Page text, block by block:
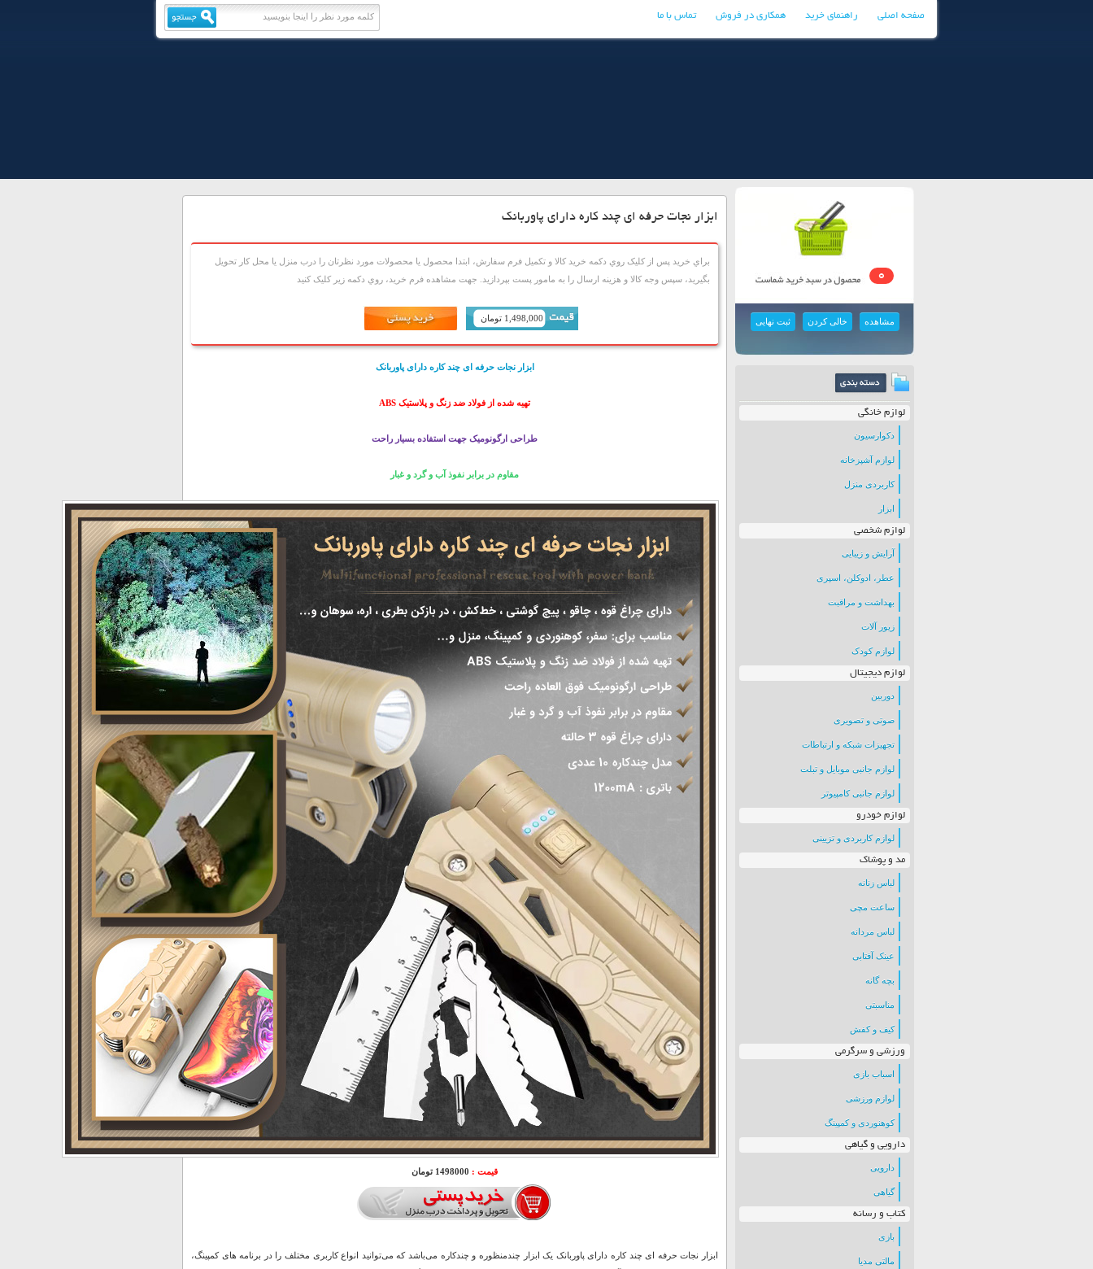
صفحه اصلی راهنمای خرید همکاری در فروش تماس با ما
0
مشاهده خالی کردن ثبت نهایی
لوازم خانگی
دکوارسیون
لوازم آشپزخانه
کاربردی منزل
ابزار
لوازم شخصی
آرایش و زیبایی
عطر، ادوکلن، اسپری
بهداشت و مراقبت
زیور آلات
لوازم کودک
لوازم دیجیتال
دوربین
صوتی و تصویری
تجهیزات شبکه و ارتباطات
لوازم جانبی موبایل و تبلت
لوازم جانبی کامپیوتر
لوازم خودرو
لوازم کاربردی و تزیینی
مد و پوشاک
لباس زنانه
ساعت مچی
لباس مردانه
عینک آفتابی
بچه گانه
مناسبتی
کیف و کفش
ورزشی و سرگرمی
اسباب بازی
لوازم ورزشی
کوهنوردی و کمپینگ
دارویی و گیاهی
دارویی
گیاهی
کتاب و رسانه
بازی
مالتی مدیا
ابزار نجات حرفه ای چند کاره دارای پاوربانک
براي خريد پس از کليک روي دکمه خريد کالا و تکميل فرم سفارش، ابتدا محصول يا محصولات مورد نظرتان را درب منزل يا محل کار تحويل
بگيريد، سپس وجه کالا و هزينه ارسال را به مامور پست بپردازيد. جهت مشاهده فرم خريد، روي دکمه زير کليک کنيد
1,498,000 تومان
ابزار نجات حرفه ای چند کاره دارای پاوربانک
تهیه شده از فولاد ضد زنگ و پلاستیک ABS
طراحی ارگونومیک جهت استفاده بسیار راحت
مقاوم در برابر نفوذ آب و گرد و غبار
قیمت : 1498000 تومان
ابزار نجات حرفه ای چند کاره دارای پاوربانک یک ابزار چندمنظوره و چندکاره می‌باشد که می‌توانید انواع کاربری مختلف را در برنامه ‌های کمپینگ،